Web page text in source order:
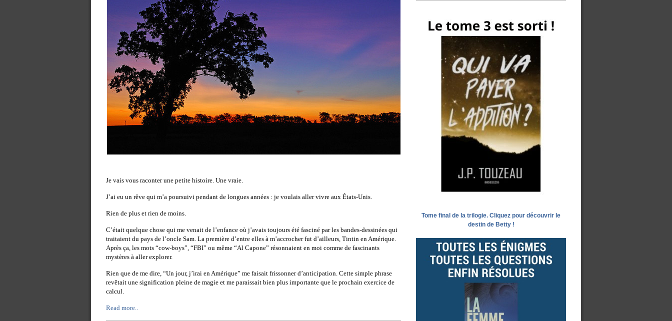
Je vais vous raconter une petite histoire. Une vraie.
J’ai eu un rêve qui m’a poursuivi pendant de longues années : je voulais aller vivre aux États-Unis.
Rien de plus et rien de moins.
C’était quelque chose qui me venait de l’enfance où j’avais toujours été fasciné par les bandes-dessinées qui
traitaient du pays de l’oncle Sam. La première d’entre elles à m’accrocher fut d’ailleurs, Tintin en Amérique.
Après ça, les mots “cow-boys”, “FBI” ou même “Al Capone” résonnaient en moi comme de fascinants
mystères à aller explorer.
Rien que de me dire, “Un jour, j’irai en Amérique” me faisait frissonner d’anticipation. Cette simple phrase
revêtait une signification pleine de magie et me paraissait bien plus importante que le prochain exercice de
calcul.
Read more..
Tome final de la trilogie. Cliquez pour découvrir le
destin de Betty !